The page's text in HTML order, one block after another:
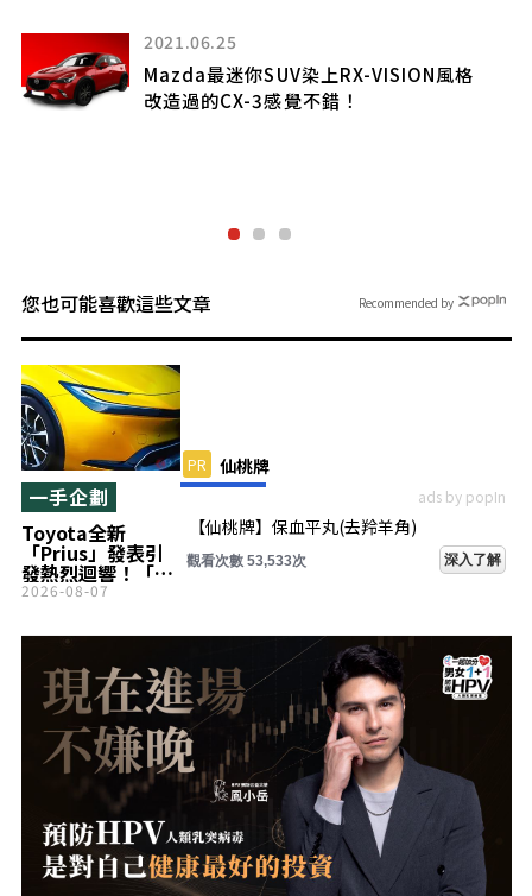
型究竟是什麼？
2025.06.25
您也可能喜歡這些文章
Toyota全新
「Prius」發表引
發熱烈迴響！「黑
化塗裝超帥！」
『GR』登場！」等
性能Headlight，
全新進化的「最新
車型」備受關注！
一手企劃
2026-08-07
PR 仙桃牌
ads by popIn
【仙桃牌】保血平丸(去羚羊角)
觀看次數 53,533次 深入了解
Recommended by